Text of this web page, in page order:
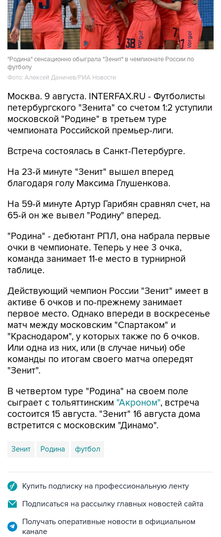
"Родина" сенсационно обыграла "Зенит" в чемпионате России по
футболу
Фото: Алексей Даничев/РИА Новости
Москва. 9 августа. INTERFAX.RU - Футболисты
петербургского "Зенита" со счетом 1:2 уступили
московской "Родине" в третьем туре
чемпионата Российской премьер-лиги.
Встреча состоялась в Санкт-Петербурге.
На 23-й минуте "Зенит" вышел вперед
благодаря голу Максима Глушенкова.
На 59-й минуте Артур Гарибян сравнял счет, на
65-й он же вывел "Родину" вперед.
"Родина" - дебютант РПЛ, она набрала первые
очки в чемпионате. Теперь у нее 3 очка,
команда занимает 11-е место в турнирной
таблице.
Действующий чемпион России "Зенит" имеет в
активе 6 очков и по-прежнему занимает
первое место. Однако впереди в воскресенье
матч между московским "Спартаком" и
"Краснодаром", у которых также по 6 очков.
Или одна из них, или (в случае ничьи) обе
команды по итогам своего матча опередят
"Зенит".
В четвертом туре "Родина" на своем поле
сыграет с тольяттинским "Акроном", встреча
состоится 15 августа. "Зенит" 16 августа дома
встретится с московским "Динамо".
Зенит Родина футбол
Купить подписку на профессиональную ленту
Подписаться на рассылку главных новостей сайта
Получать оперативные новости в официальном
канале